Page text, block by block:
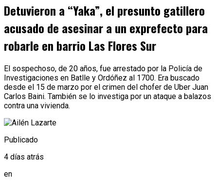
Detuvieron a “Yaka”, el presunto gatillero
acusado de asesinar a un exprefecto para
robarle en barrio Las Flores Sur
El sospechoso, de 20 años, fue arrestado por la Policía de
Investigaciones en Batlle y Ordóñez al 1700. Era buscado
desde el 15 de marzo por el crimen del chofer de Uber Juan
Carlos Baini. También se lo investiga por un ataque a balazos
contra una vivienda.
Publicado
4 días atrás
en